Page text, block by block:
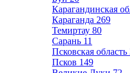
Карагандинская
Караганда 269
Темиртау 80
Сарань 11
Псковская область
Псков 149